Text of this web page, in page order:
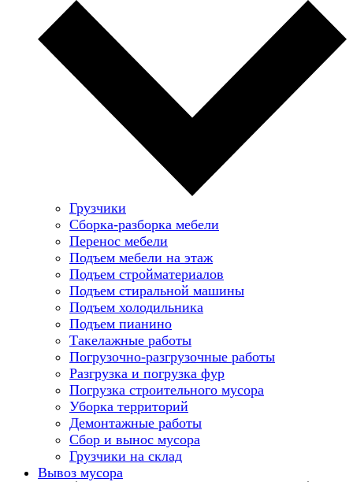
Грузчики
Сборка-разборка мебели
Перенос мебели
Подъем мебели на этаж
Подъем стройматериалов
Подъем стиральной машины
Подъем холодильника
Подъем пианино
Такелажные работы
Погрузочно-разгрузочные работы
Разгрузка и погрузка фур
Погрузка строительного мусора
Уборка территорий
Демонтажные работы
Сбор и вынос мусора
Грузчики на склад
Вывоз мусора